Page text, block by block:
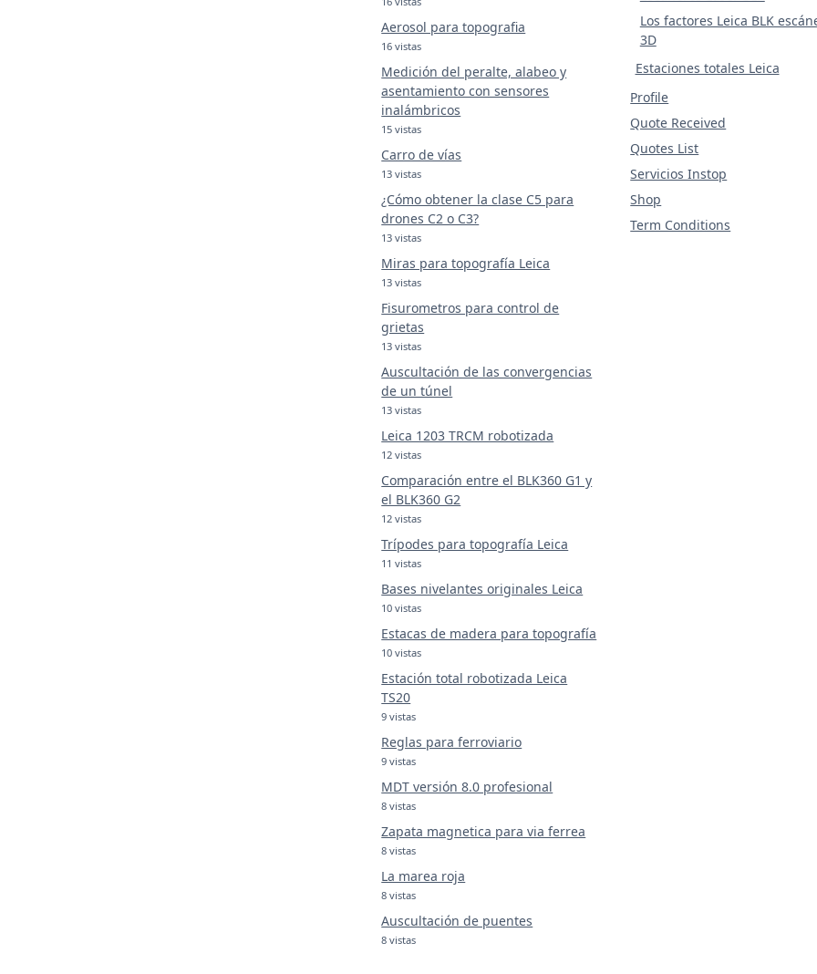
Aerosol para topografia
16 vistas
Medición del peralte, alabeo y
asentamiento con sensores
inalámbricos
15 vistas
Carro de vías
13 vistas
¿Cómo obtener la clase C5 para
drones C2 o C3?
13 vistas
Miras para topografía Leica
13 vistas
Fisurometros para control de
grietas
13 vistas
Auscultación de las convergencias
de un túnel
13 vistas
Leica 1203 TRCM robotizada
12 vistas
Comparación entre el BLK360 G1 y
el BLK360 G2
12 vistas
Trípodes para topografía Leica
11 vistas
Bases nivelantes originales Leica
10 vistas
Estacas de madera para topografía
10 vistas
Estación total robotizada Leica
TS20
9 vistas
Reglas para ferroviario
9 vistas
MDT versión 8.0 profesional
8 vistas
Zapata magnetica para via ferrea
8 vistas
La marea roja
8 vistas
Auscultación de puentes
8 vistas
Los factores Leica BLK
3D
Estaciones totales Leica
Profile
Quote Received
Quotes List
Servicios Instop
Shop
Term Conditions